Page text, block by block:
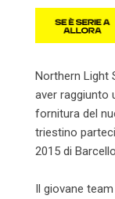
Northern Light
aver raggiunto
fornitura del
triestino
2015 di
Il giovane